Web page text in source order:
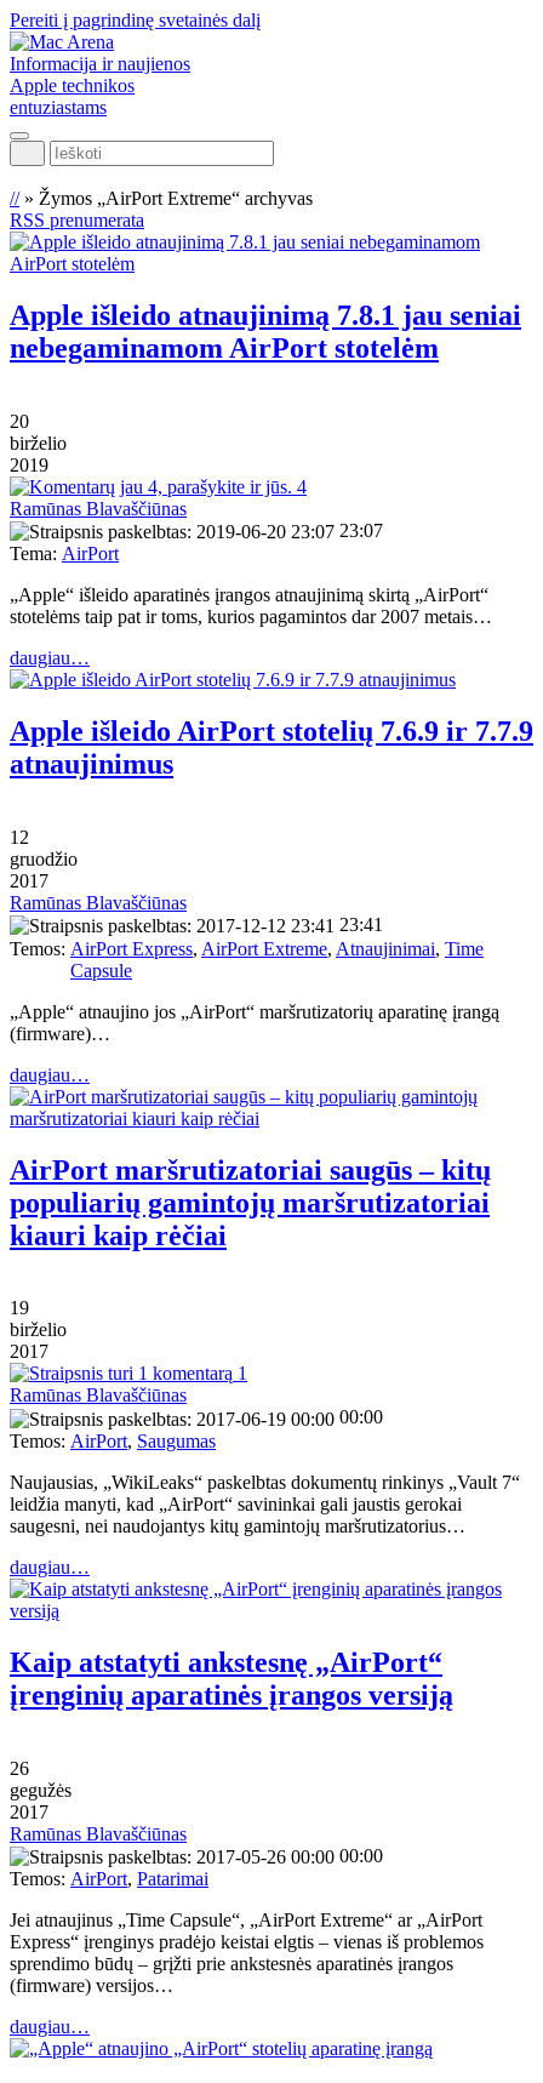
Pereiti į pagrindinę svetainės dalį
Informacija ir naujienos
Apple technikos
entuziastams
Ieškoti
//» Žymos „AirPort Extreme“ archyvas
RSS prenumerata
Apple išleido atnaujinimą 7.8.1 jau seniai
nebegaminamom AirPort stotelėm
20
birželio
2019
4
Ramūnas Blavaščiūnas
23:07
Tema: AirPort
„Apple“ išleido aparatinės įrangos atnaujinimą skirtą „AirPort“
stotelėms taip pat ir toms, kurios pagamintos dar 2007 metais…
daugiau…
Apple išleido AirPort stotelių 7.6.9 ir 7.7.9
atnaujinimus
12
gruodžio
2017
Ramūnas Blavaščiūnas
23:41
Temos: AirPort Express, AirPort Extreme, Atnaujinimai, Time
Capsule
„Apple“ atnaujino jos „AirPort“ maršrutizatorių aparatinę įrangą
(firmware)…
daugiau…
AirPort maršrutizatoriai saugūs – kitų
populiarių gamintojų maršrutizatoriai
kiauri kaip rėčiai
19
birželio
2017
1
Ramūnas Blavaščiūnas
00:00
Temos: AirPort, Saugumas
Naujausias, „WikiLeaks“ paskelbtas dokumentų rinkinys „Vault 7“
leidžia manyti, kad „AirPort“ savininkai gali jaustis gerokai
saugesni, nei naudojantys kitų gamintojų maršrutizatorius…
daugiau…
Kaip atstatyti ankstesnę „AirPort“
įrenginių aparatinės įrangos versiją
26
gegužės
2017
Ramūnas Blavaščiūnas
00:00
Temos: AirPort, Patarimai
Jei atnaujinus „Time Capsule“, „AirPort Extreme“ ar „AirPort
Express“ įrenginys pradėjo keistai elgtis – vienas iš problemos
sprendimo būdų – grįžti prie ankstesnės aparatinės įrangos
(firmware) versijos…
daugiau…